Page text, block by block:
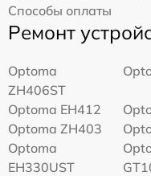
Способы оплаты
Ремонт
Optoma
ZH406ST
Optoma EH412
Optoma ZH403
Optoma
EH330UST